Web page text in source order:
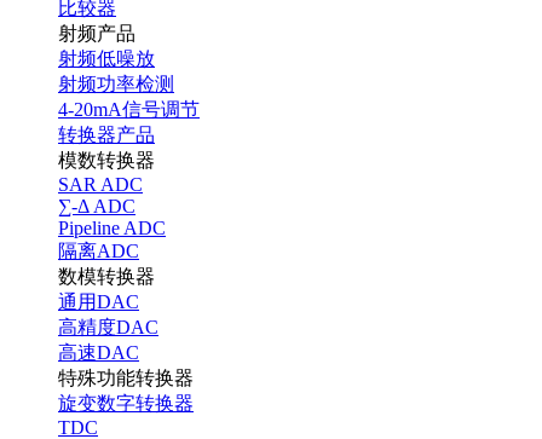
比较器
射频产品
射频低噪放
射频功率检测
4-20mA信号调节
转换器产品
模数转换器
SAR ADC
∑-Δ ADC
Pipeline ADC
隔离ADC
数模转换器
通用DAC
高精度DAC
高速DAC
特殊功能转换器
旋变数字转换器
TDC